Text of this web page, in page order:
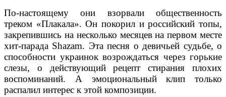
По-настоящему они взорвали общественность
треком «Плакала». Он покорил и российский топы,
закрепившись на несколько месяцев на первом месте
хит-парада Shazam. Эта песня о девичьей судьбе, о
способности украинок возрождаться через горькие
слезы, о действующий рецепт стирания плохих
воспоминаний. А эмоциональный клип только
распалил интерес к этой композиции.